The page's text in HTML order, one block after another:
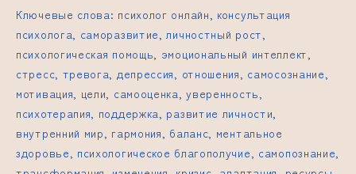
Ключевые слова: психолог онлайн, консультация
психолога, саморазвитие, личностный рост,
психологическая помощь, эмоциональный интеллект,
стресс, тревога, депрессия, отношения, самосознание,
мотивация, цели, самооценка, уверенность,
психотерапия, поддержка, развитие личности,
внутренний мир, гармония, баланс, ментальное
здоровье, психологическое благополучие, самопознание,